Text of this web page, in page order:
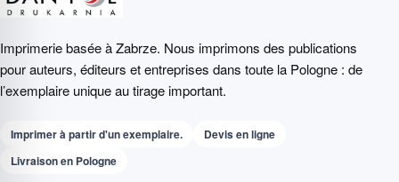
Imprimerie basée à Zabrze. Nous imprimons des publications
pour auteurs, éditeurs et entreprises dans toute la Pologne : de
l’exemplaire unique au tirage important.
Imprimer à partir d'un exemplaire.
Devis en ligne
Livraison en Pologne